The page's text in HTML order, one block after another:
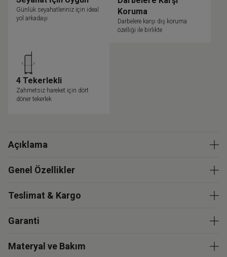
Günlük seyahatleriniz için ideal
yol arkadaşı
Koruma
Darbelere karşı dış koruma
özelliği ile birlikte
4 Tekerlekli
Zahmetsiz hareket için dört
döner tekerlek
Açıklama
Genel Özellikler
Teslimat & Kargo
Garanti
Materyal ve Bakım